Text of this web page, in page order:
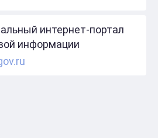
интернет-портал
информации